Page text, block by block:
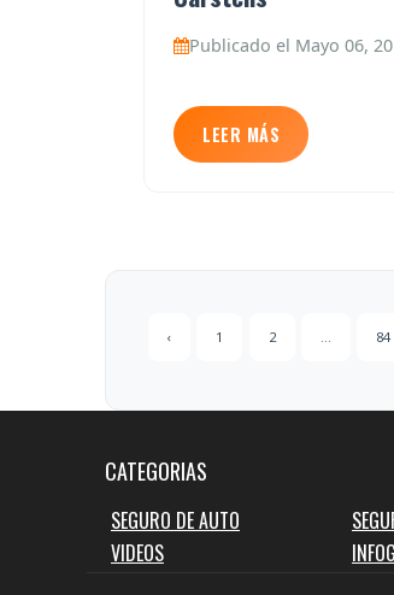
Publicado el Mayo 06,
LEER MÁS
‹ 1 2 84
CATEGORIAS
SEGURO DE AUTO
VIDEOS